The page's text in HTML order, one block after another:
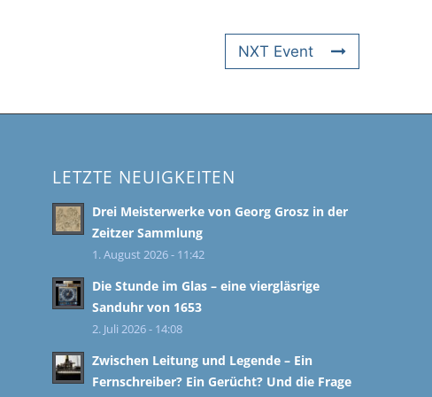
NXT Event
LETZTE NEUIGKEITEN
Drei Meisterwerke von Georg Grosz in der
Zeitzer Sammlung
1. August 2026 - 11:42
Die Stunde im Glas – eine viergläsrige
Sanduhr von 1653
2. Juli 2026 - 14:08
Zwischen Leitung und Legende – Ein
Fernschreiber? Ein Gerücht? Und die Frage